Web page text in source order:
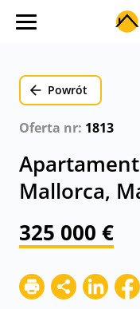
Oferty w regionach
Ulubione oferty
Koszty
Kontakt
Powrót
Oferta nr: 1813
Mallorca,
325 000 €